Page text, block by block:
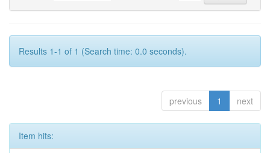
Results 1-1 of 1 (Search time: 0.0 seconds).
previous 1 next
Item hits: